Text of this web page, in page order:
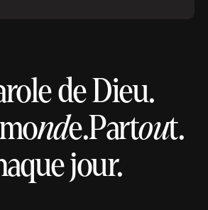
de Dieu.
nde.Partout.
jour.